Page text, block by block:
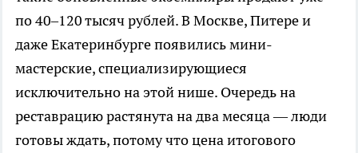
по 40–120 тысяч рублей. В Москве, Питере и
даже Екатеринбурге появились мини-
мастерские, специализирующиеся
исключительно на этой нише. Очередь на
реставрацию растянута на два месяца — люди
готовы ждать, потому что цена итогового